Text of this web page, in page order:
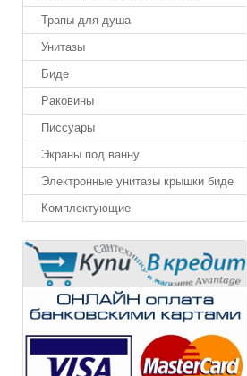
Трапы для душа
Унитазы
Биде
Раковины
Писсуары
Экраны под ванну
Электронные унитазы крышки биде
Комплектующие